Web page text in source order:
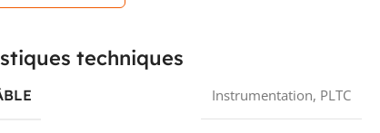
techniques
Instrumentation, PLTC